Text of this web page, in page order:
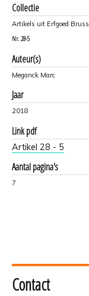
Collectie
Artikels uit Erfgoed
Nr. 28-5
Auteur(s)
Meganck Marc
Jaar
2018
Link pdf
Artikel 28 - 5
Aantal pagina's
7
Contact